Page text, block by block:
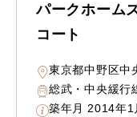
パークホーム
コート
東京都中野区中
総武・中央緩行
築年月 2014年1